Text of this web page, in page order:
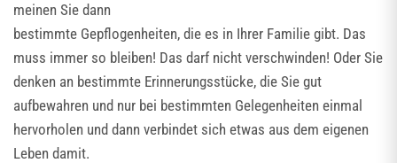
meinen Sie dann
bestimmte Gepflogenheiten, die es in Ihrer Familie gibt. Das
muss immer so bleiben! Das darf nicht verschwinden! Oder Sie
denken an bestimmte Erinnerungsstücke, die Sie gut
aufbewahren und nur bei bestimmten Gelegenheiten einmal
hervorholen und dann verbindet sich etwas aus dem eigenen
Leben damit.